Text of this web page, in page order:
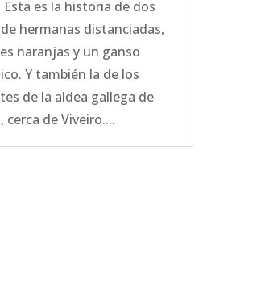
es la historia de dos
hermanas distanciadas,
naranjas y un ganso
Y también la de los
de la aldea gallega de
cerca de Viveiro....